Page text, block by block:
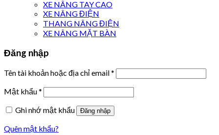
XE NÂNG TAY CAO
XE NÂNG ĐIỆN
THANG NÂNG ĐIỆN
XE NÂNG MẶT BÀN
Đăng nhập
Tên tài khoản hoặc địa chỉ email*
Mật khẩu*
Ghi nhớ mật khẩu
Đăng nhập
Quên mật khẩu?